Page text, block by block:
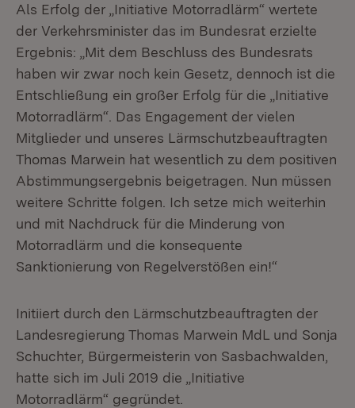
Als Erfolg der „Initiative Motorradlärm“ wertete
der Verkehrsminister das im Bundesrat erzielte
Ergebnis: „Mit dem Beschluss des Bundesrats
haben wir zwar noch kein Gesetz, dennoch ist die
Entschließung ein großer Erfolg für die „Initiative
Motorradlärm“. Das Engagement der vielen
Mitglieder und unseres Lärmschutzbeauftragten
Thomas Marwein hat wesentlich zu dem positiven
Abstimmungsergebnis beigetragen. Nun müssen
weitere Schritte folgen. Ich setze mich weiterhin
und mit Nachdruck für die Minderung von
Motorradlärm und die konsequente
Sanktionierung von Regelverstößen ein!“
Initiiert durch den Lärmschutzbeauftragten der
Landesregierung Thomas Marwein MdL und Sonja
Schuchter, Bürgermeisterin von Sasbachwalden,
hatte sich im Juli 2019 die „Initiative
Motorradlärm“ gegründet.